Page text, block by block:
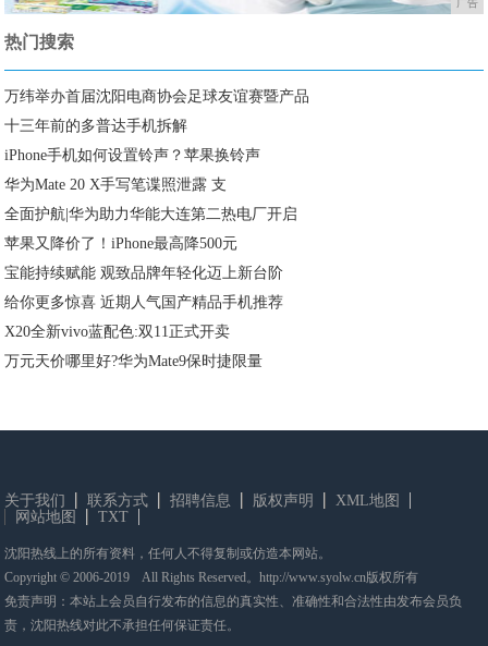
广告
热门搜索
万纬举办首届沈阳电商协会足球友谊赛暨产品
十三年前的多普达手机拆解
iPhone手机如何设置铃声？苹果换铃声
华为Mate 20 X手写笔谍照泄露 支
全面护航|华为助力华能大连第二热电厂开启
苹果又降价了！iPhone最高降500元
宝能持续赋能 观致品牌年轻化迈上新台阶
给你更多惊喜 近期人气国产精品手机推荐
X20全新vivo蓝配色:双11正式开卖
万元天价哪里好?华为Mate9保时捷限量
关于我们 联系方式 招聘信息 版权声明
XML地图
网站地图
TXT
沈阳热线上的所有资料，任何人不得复制或仿造本网站。
Copyright © 2006-2019 All Rights Reserved。http://www.syolw.cn版权所有
免责声明：本站上会员自行发布的信息的真实性、准确性和合法性由发布会员负
责，沈阳热线对此不承担任何保证责任。